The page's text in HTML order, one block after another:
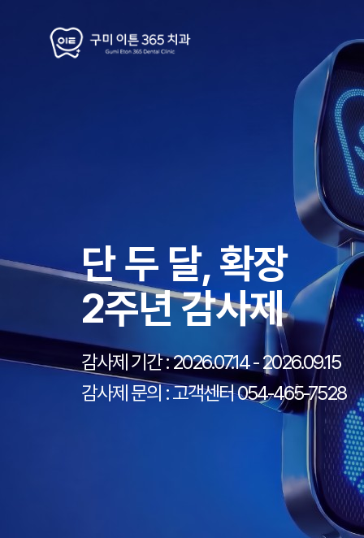
단 두 달, 확장
2주년 감사제
감사제 기간 : 2026.07.14 - 2026.09.15
감사제 문의 : 고객센터 054-465-7528